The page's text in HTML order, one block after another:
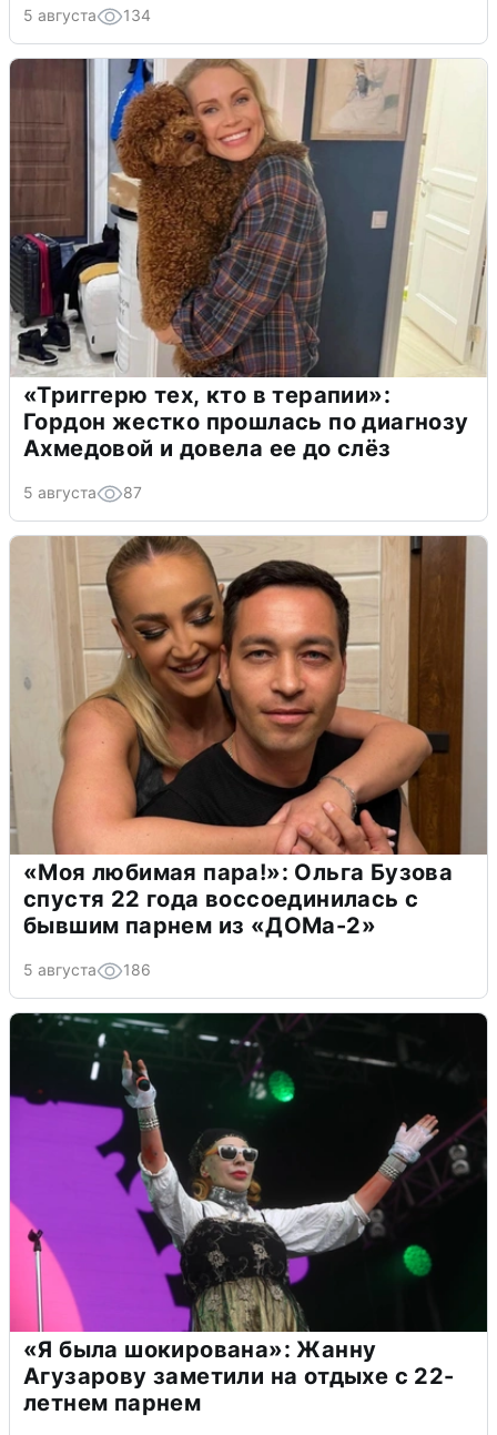
5 августа 134
«Триггерю тех, кто в терапии»:
Гордон жестко прошлась по диагнозу
Ахмедовой и довела ее до слёз
5 августа 87
«Моя любимая пара!»: Ольга Бузова
спустя 22 года воссоединилась с
бывшим парнем из «ДОМа-2»
5 августа 186
«Я была шокирована»: Жанну
Агузарову заметили на отдыхе с 22-
летнем парнем